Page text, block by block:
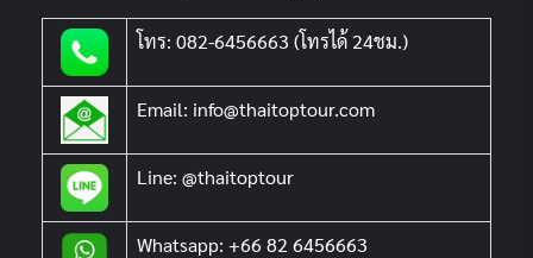
โทร: 082-6456663 (โทรได้ 24ชม.)
Email: info@thaitoptour.com
Line: @thaitoptour
Whatsapp: +66 82 6456663